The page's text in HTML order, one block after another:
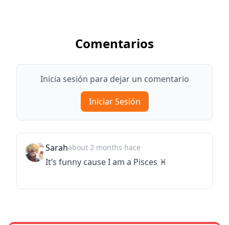
Comentarios
Inicia sesión para dejar un comentario
Iniciar Sesión
Sarahabout 2 months hace
It’s funny cause I am a Pisces ♓️